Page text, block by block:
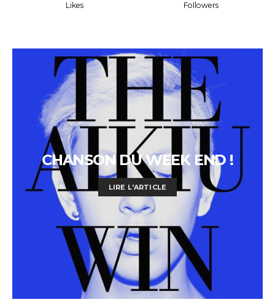
Likes Followers
CHANSON DU WEEK END !
LIRE L'ARTICLE